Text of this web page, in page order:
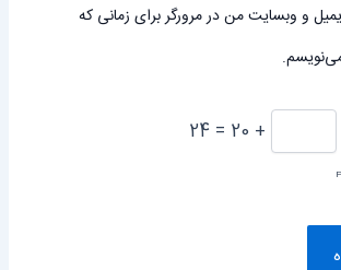
و وبسایت من در مرورگر برای زمانی که
+ 20 = 24